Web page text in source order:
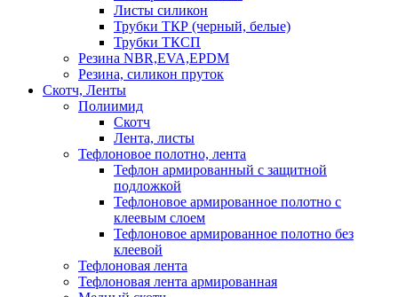
Листы силикон
Трубки ТКР (черный, белые)
Трубки ТКСП
Резина NBR,EVA,EPDM
Резина, силикон пруток
Скотч, Ленты
Полиимид
Скотч
Лента, листы
Тефлоновое полотно, лента
Тефлон армированный с защитной
подложкой
Тефлоновое армированное полотно с
клеевым слоем
Тефлоновое армированное полотно без
клеевой
Тефлоновая лента
Тефлоновая лента армированная